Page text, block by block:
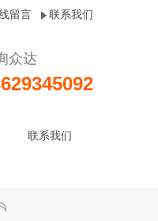
留言 联系我们
众达
联系我们